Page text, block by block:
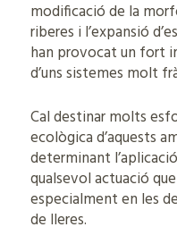
modificació de la
riberes i l’expansió
han provocat un fort
d’uns sistemes molt
Cal destinar molts
ecològica d’aquests
determinant
qualsevol actuació
especialment en les
de lleres.